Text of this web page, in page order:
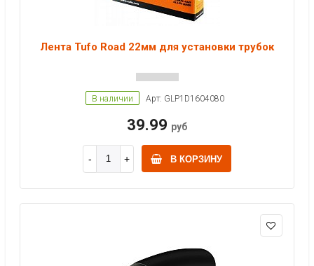
Лента Tufo Road 22мм для установки трубок
В наличии Арт: GLP1D1604080
39.99 руб
В КОРЗИНУ